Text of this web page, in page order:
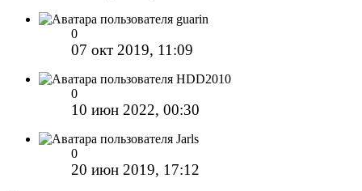
guarin
0
07 окт 2019, 11:09
HDD2010
0
10 июн 2022, 00:30
Jarls
0
20 июн 2019, 17:12